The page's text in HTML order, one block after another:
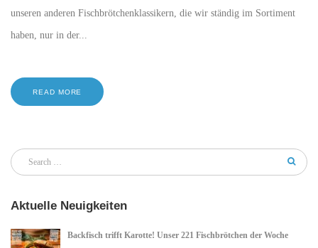
unseren anderen Fischbrötchenklassikern, die wir ständig im Sortiment
haben, nur in der...
READ MORE
Aktuelle Neuigkeiten
Backfisch trifft Karotte! Unser 221 Fischbrötchen der Woche